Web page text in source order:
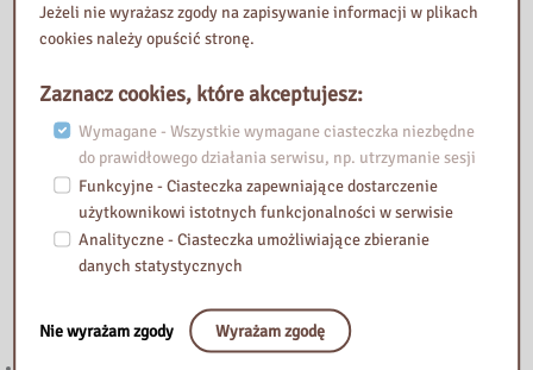
Przeczytaj
Jeżeli nie wyrażasz zgody na zapisywanie informacji w plikach
cookies należy opuścić stronę.
Zaznacz cookies, które akceptujesz:
Wymagane - Wszystkie wymagane ciasteczka niezbędne
do prawidłowego działania serwisu, np. utrzymanie sesji
Funkcyjne - Ciasteczka zapewniające dostarczenie
użytkownikowi istotnych funkcjonalności w serwisie
Analityczne - Ciasteczka umożliwiające zbieranie
danych statystycznych
Nie wyrażam zgody Wyrażam zgodę